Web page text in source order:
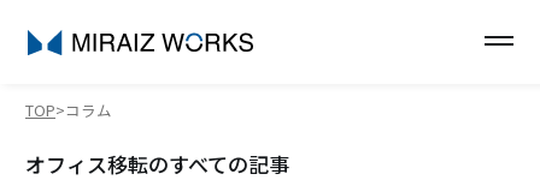
TOP コラム
オフィス移転のすべての記事